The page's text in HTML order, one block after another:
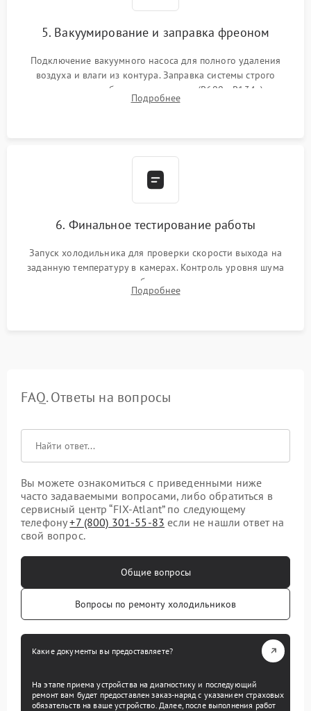
5. Вакуумирование и заправка фреоном
Подключение вакуумного насоса для полного удаления
воздуха и влаги из контура. Заправка системы строго
дозированным объемом хладагента (R600a, R134a) по
электронным весам. Контроль рабочего давления в системе.
Подробнее
6. Финальное тестирование работы
Запуск холодильника для проверки скорости выхода на
заданную температуру в камерах. Контроль уровня шума
компрессора, отсутствия обмерзания стенок и корректного
срабатывания системы автоматической оттайки.
Подробнее
FAQ. Ответы на вопросы
Вы можете ознакомиться с приведенными ниже
часто задаваемыми вопросами, либо обратиться в
сервисный центр “FIX-Atlant” по следующему
телефону+7 (800) 301-55-83 если не нашли ответ на
свой вопрос.
Общие вопросы
Вопросы по ремонту холодильников
Какие документы вы предоставляете?
На этапе приема устройства на диагностику и последующий
ремонт вам будет предоставлен заказ-наряд с указанием страховых
обязательств на ваше устройство. Далее, после выполнения работ